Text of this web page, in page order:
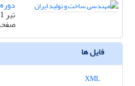
دوره 9، شماره 4
تیر 1401
فایل ها